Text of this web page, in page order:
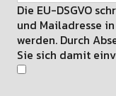
Die EU-DSGVO
und Mailadresse
werden. Durch
Sie sich damit